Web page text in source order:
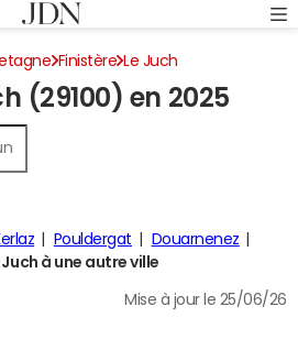
Finistère Le Juch
(29100) en 2025
Pouldergat
Douarnenez
à une autre ville
Mise à jour le 25/06/26